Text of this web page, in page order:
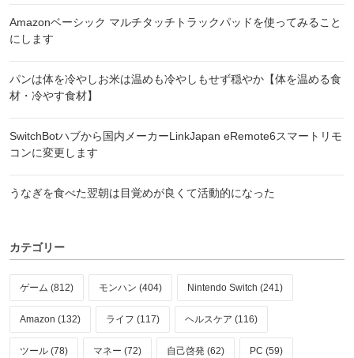
Amazonベーシック マルチタッチトラックパッドを使ってみること
にします
パンは体を冷やしお米は温めも冷やしもせず穏やか【体を温める食
材・冷やす食材】
SwitchBotハブから国内メーカーLinkJapan eRemote6スマートリモ
コンに変更します
うなぎを食べた翌朝は目覚めが良くて活動的になった
カテゴリー
ゲーム (812) モンハン (404) Nintendo Switch (241)
Amazon (132) ライフ (117) ヘルスケア (116)
ツール (78) マネー (72) 自己啓発 (62) PC (59)